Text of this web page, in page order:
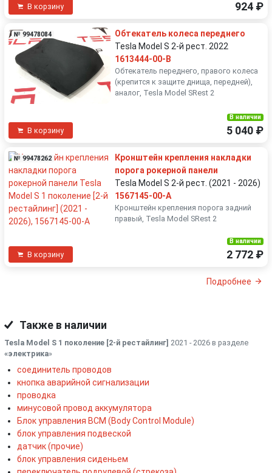
В корзину 924 ₽
№ 99478084
Обтекатель колеса переднего
Tesla Model S 2-й рест. 2022
1613444-00-B
Обтекатель переднего, правого колеса
(крепится к защите днища, передней),
аналог, Tesla Model SRest 2
В корзину
В наличии
5 040 ₽
№ 99478262
Кронштейн крепления накладки
порога рокерной панели
Tesla Model S 2-й рест. (2021 - 2026)
1567145-00-A
Кронштейн крепления порога задний
правый, Tesla Model SRest 2
В корзину
В наличии
2 772 ₽
Подробнее
Также в наличии
Tesla Model S 1 поколение [2-й рестайлинг] 2021 - 2026 в разделе
«электрика»
соединитель проводов
кнопка аварийной сигнализации
проводка
минусовой провод аккумулятора
Блок управления BCM (Body Control Module)
блок управления подвеской
датчик (прочие)
блок управления сиденьем